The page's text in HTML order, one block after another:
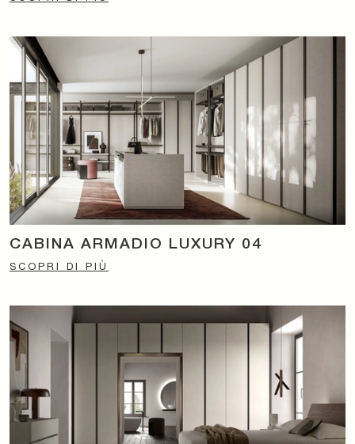
CABINA ARMADIO LUXURY 04
SCOPRI DI PIÙ